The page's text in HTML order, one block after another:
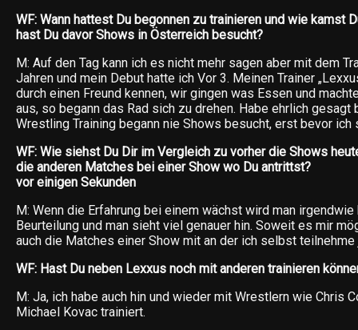
WF: Wann hattest Du begonnen zu trainieren und wie kamst
hast Du davor Shows in Österreich besucht?
M: Auf den Tag kann ich es nicht mehr sagen aber mit dem
Jahren und mein Debut hatte ich Vor 3. Meinen Trainer
durch einen Freund kennen, wir gingen was Essen und
aus, so begann das Rad sich zu drehen. Habe ehrlich gesagt
Wrestling Training begann nie Shows besucht, erst bevor
WF: Wie siehst Du Dir im Vergleich zu vorher die Shows
die anderen Matches bei einer Show wo Du antrittst?
vor einigen Sekunden
M: Wenn die Erfahrung bei einem wächst wird man
Beurteilung und man sieht viel genauer hin. Soweit es mir
auch die Matches einer Show mit an der ich selbst teilnehme
WF: Hast Du neben Lexxus noch mit anderen trainieren
M: Ja, ich habe auch hin und wieder mit Wrestlern wie Chris
Michael Kovac trainiert.